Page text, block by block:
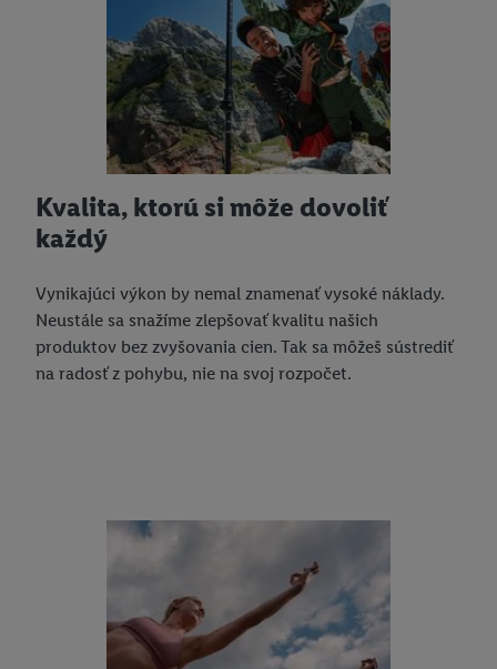
Kvalita, ktorú si môže dovoliť
každý
Vynikajúci výkon by nemal znamenať vysoké náklady.
Neustále sa snažíme zlepšovať kvalitu našich
produktov bez zvyšovania cien. Tak sa môžeš sústrediť
na radosť z pohybu, nie na svoj rozpočet.